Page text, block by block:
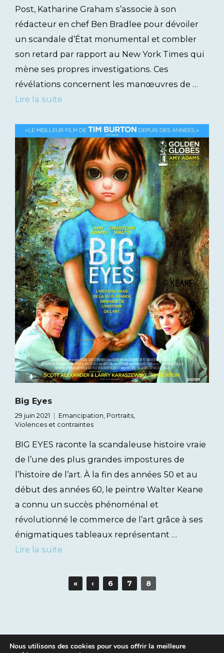
Post, Katharine Graham s’associe à son
rédacteur en chef Ben Bradlee pour dévoiler
un scandale d’État monumental et combler
son retard par rapport au New York Times qui
mène ses propres investigations. Ces
révélations concernent les manœuvres de …
Lire la suite
Big Eyes
29 juin 2021 Emancipation, Portraits,
Violences et contraintes
BIG EYES raconte la scandaleuse histoire vraie
de l’une des plus grandes impostures de
l’histoire de l’art. À la fin des années 50 et au
début des années 60, le peintre Walter Keane
a connu un succès phénoménal et
révolutionné le commerce de l’art grâce à ses
énigmatiques tableaux représentant …
Lire la suite
« ‹ 6 7 8
Nous utilisons des cookies pour vous offrir la meilleure